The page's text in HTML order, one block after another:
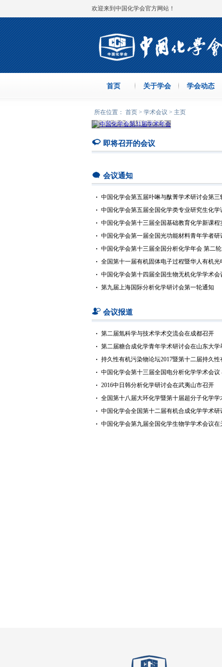
欢迎来到中国化学会官方网站！
首页 关于学会 学会动态
所在位置： 首页 > 学术会议 > 主页
中国化学会第31届学术年会
即将召开的会议
会议通知
中国化学会第五届卟啉与酞菁学术研讨会第三
中国化学会第五届全国化学类专业研究生化
中国化学会第十三届全国基础教育化学新课
中国化学会第一届全国光功能材料青年学者研
中国化学会第十三届全国分析化学年会 第二
全国第十一届有机固体电子过程暨华人有机
中国化学会第十四届全国生物无机化学学术
第九届上海国际分析化学研讨会第一轮通知
会议报道
第二届氚科学与技术学术交流会在成都召开
第二届糖合成化学青年学术研讨会在山东大学
持久性有机污染物论坛2017暨第十二届持久
中国化学会第十三届全国电分析化学学术会
2016中日韩分析化学研讨会在武夷山市召开
全国第十八届大环化学暨第十届超分子化学
中国化学会全国第十二届有机合成化学学术研
中国化学会第九届全国化学生物学学术会议在